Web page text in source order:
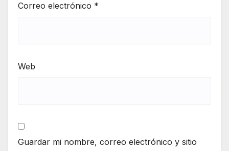
Correo electrónico *
Web
Guardar mi nombre, correo electrónico y sitio